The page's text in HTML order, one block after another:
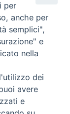
– 11:30;
per
anche per
semplici",
e
nella
dei
avere
e